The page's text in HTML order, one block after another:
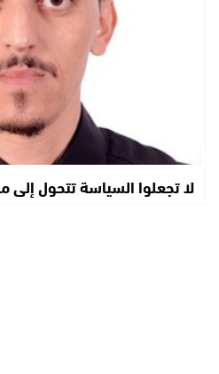
لا تجعلوا السياسة تتحول إلى